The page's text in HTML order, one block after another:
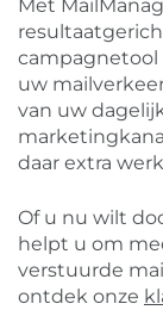
Met
campagnetool
uw
van uw
daar extra
Of u nu wilt
helpt u om
verstuurde
ontdek onze